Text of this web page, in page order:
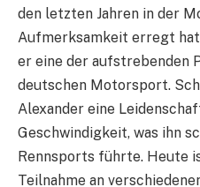
den letzten Jahren in der
Aufmerksamkeit erregt
er eine der aufstrebenden
deutschen Motorsport.
Alexander eine
Geschwindigkeit, was ihn
Rennsports führte. Heute
Teilnahme an